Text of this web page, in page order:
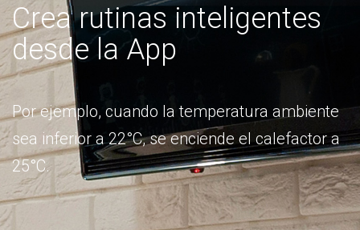
Crea rutinas inteligentes
desde la App
Por ejemplo, cuando la temperatura ambiente
sea inferior a 22°C, se enciende el calefactor a
25°C.